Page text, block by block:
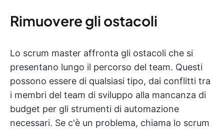
Rimuovere gli ostacoli
Lo scrum master affronta gli ostacoli che si
presentano lungo il percorso del team. Questi
possono essere di qualsiasi tipo, dai conflitti tra
i membri del team di sviluppo alla mancanza di
budget per gli strumenti di automazione
necessari. Se c'è un problema, chiama lo scrum